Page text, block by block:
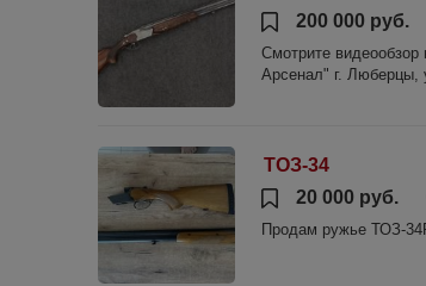
200 000 руб.
Смотрите
Арсенал" г. Люберцы,
ТОЗ-34
20 000 руб.
Продам ружье ТОЗ-